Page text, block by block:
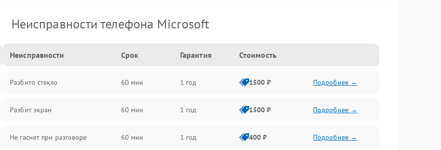
Неисправности телефона Microsoft
Неисправности Срок Гарантия Стоимость
Разбито стекло 60 мин 1 год 1500 ₽ Подробнее →
Разбит экран 60 мин 1 год 1500 ₽ Подробнее →
Не гаснет при разговоре 60 мин 1 год 400 ₽ Подробнее →